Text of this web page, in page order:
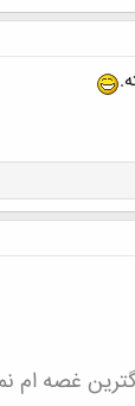
غصه